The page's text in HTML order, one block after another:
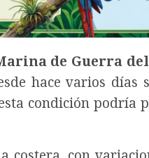
de Guerra
hace varios días
condición podría